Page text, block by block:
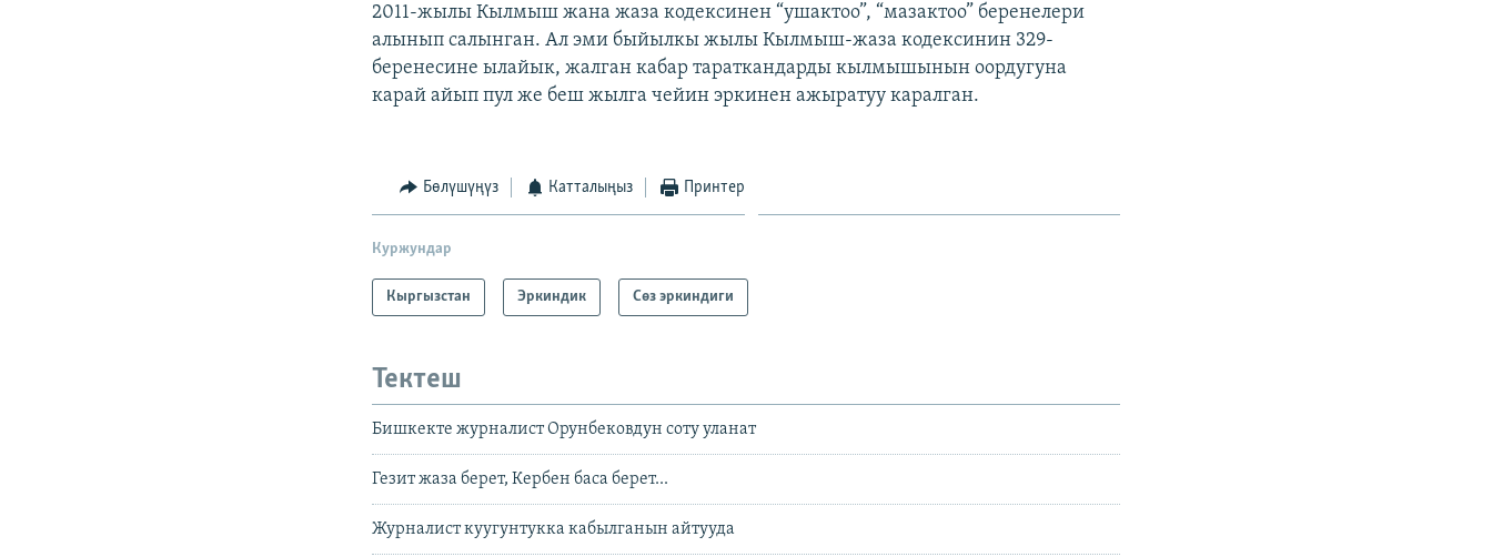
2011-жылы Кылмыш жана жаза кодексинен “ушактоо”, “мазактоо” беренелери
алынып салынган. Ал эми быйылкы жылы Кылмыш-жаза кодексинин 329-
беренесине ылайык, жалган кабар тараткандарды кылмышынын оордугуна
карай айып пул же беш жылга чейин эркинен ажыратуу каралган.
Бөлүшүңүз Катталыңыз Принтер
Куржундар
Кыргызстан Эркиндик Сөз эркиндиги
Тектеш
Бишкекте журналист Орунбековдун соту уланат
Гезит жаза берет, Кербен баса берет...
Журналист куугунтукка кабылганын айтууда